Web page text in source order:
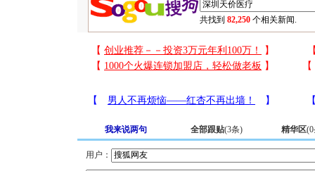
共找到 82,250 个相关新闻.
我来说两句 全部跟贴(3条) 精华区(0
用户：